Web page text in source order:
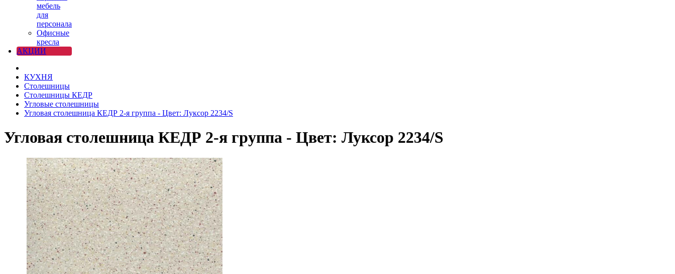
мебель
для
персонала
Офисные
кресла
АКЦИИ
КУХНЯ
Столешницы
Столешницы КЕДР
Угловые столешницы
Угловая столешница КЕДР 2-я группа - Цвет: Луксор 2234/S
Угловая столешница КЕДР 2-я группа - Цвет: Луксор 2234/S